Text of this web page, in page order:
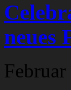
neues